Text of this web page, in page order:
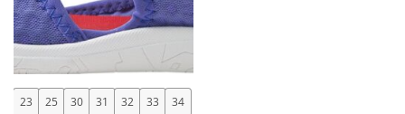
23 25 30 31 32 33
34